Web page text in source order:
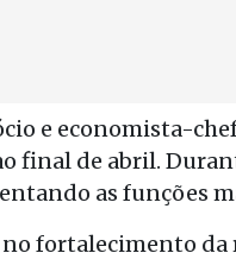
e economista-
final de abril.
as funções
fortalecimento da